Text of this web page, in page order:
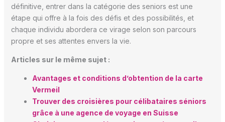
définitive, entrer dans la catégorie des seniors est une
étape qui offre à la fois des défis et des possibilités, et
chaque individu abordera ce virage selon son parcours
propre et ses attentes envers la vie.
Articles sur le même sujet :
Avantages et conditions d’obtention de la carte
Vermeil
Trouver des croisières pour célibataires séniors
grâce à une agence de voyage en Suisse